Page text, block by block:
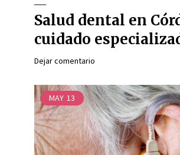
Salud dental en
cuidado
Dejar comentario
MAY 13